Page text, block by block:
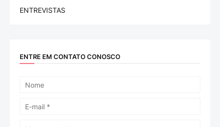
ENTREVISTAS
ENTRE EM CONTATO CONOSCO